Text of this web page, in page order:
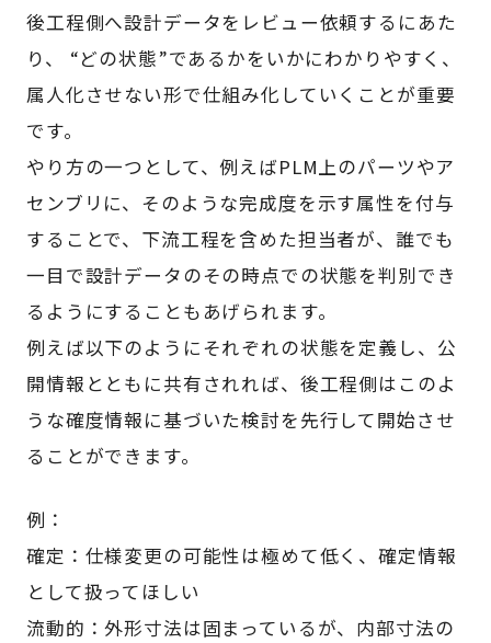
後工程側へ設計データをレビュー依頼するにあた
り、 “どの状態”であるかをいかにわかりやすく、
属人化させない形で仕組み化していくことが重要
です。
やり方の一つとして、例えばPLM上のパーツやア
センブリに、そのような完成度を示す属性を付与
することで、下流工程を含めた担当者が、誰でも
一目で設計データのその時点での状態を判別でき
るようにすることもあげられます。
例えば以下のようにそれぞれの状態を定義し、公
開情報とともに共有されれば、後工程側はこのよ
うな確度情報に基づいた検討を先行して開始させ
ることができます。
例：
確定：仕様変更の可能性は極めて低く、確定情報
として扱ってほしい
流動的：外形寸法は固まっているが、内部寸法の